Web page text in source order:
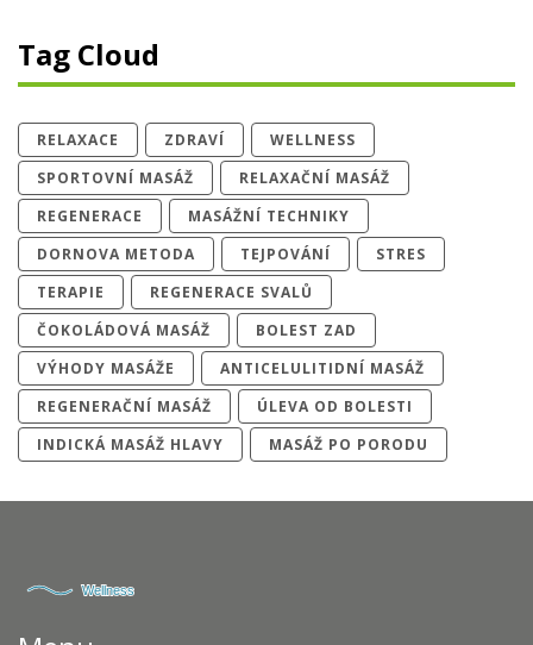
Tag Cloud
RELAXACE ZDRAVÍ
WELLNESS
SPORTOVNÍ MASÁŽ
RELAXAČNÍ MASÁŽ
REGENERACE
MASÁŽNÍ TECHNIKY
DORNOVA METODA
TEJPOVÁNÍ
STRES
TERAPIE
REGENERACE SVALŮ
ČOKOLÁDOVÁ MASÁŽ
BOLEST ZAD
VÝHODY MASÁŽE
ANTICELULITIDNÍ MASÁŽ
REGENERAČNÍ MASÁŽ
ÚLEVA OD BOLESTI
INDICKÁ MASÁŽ HLAVY
MASÁŽ PO PORODU